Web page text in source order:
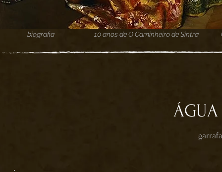
biografia 10 anos de O Caminheiro de Sintra
ÁGUA